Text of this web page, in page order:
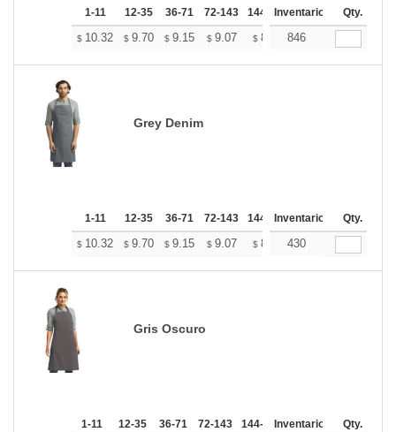
1-11 12-35 36-71 72-143 144-287 288 + Más
Inventario Qty.
$ 10.32 $ 9.70 $ 9.15 $ 9.07 $ 8.91 $
846
Grey Denim
1-11 12-35 36-71 72-143 144-287 288 + Más
Inventario Qty.
$ 10.32 $ 9.70 $ 9.15 $ 9.07 $ 8.91 $
430
Gris Oscuro
1-11 12-35 36-71 72-143 144-287 288 + Más
Inventario Qty.